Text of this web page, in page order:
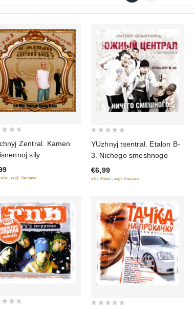
Zentral. Kamen
sily
zzgl. Versand
of
5
YUzhnyj tsentral. Etalon B-
3. Nichego smeshnogo
€6,99
inkl. Mwst., zzgl. Versand